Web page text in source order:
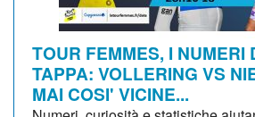
TOUR FEMMES, I NUMERI
TAPPA: VOLLERING VS
MAI COSI' VICINE...